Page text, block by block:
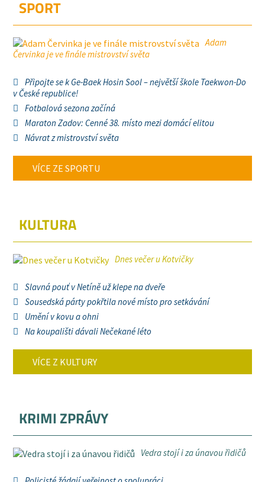
SPORT
Adam
Červinka je ve finále mistrovství světa
Připojte se k Ge-Baek Hosin Sool – největší škole Taekwon-Do
v České republice!
Fotbalová sezona začíná
Maraton Zadov: Cenné 38. místo mezi domácí elitou
Návrat z mistrovství světa
VÍCE ZE SPORTU
KULTURA
Dnes večer u Kotvičky
Slavná pouť v Netíně už klepe na dveře
Sousedská párty pokřtila nové místo pro setkávání
Umění v kovu a ohni
Na koupališti dávali Nečekané léto
VÍCE Z KULTURY
KRIMI ZPRÁVY
Vedra stojí i za únavou řidičů